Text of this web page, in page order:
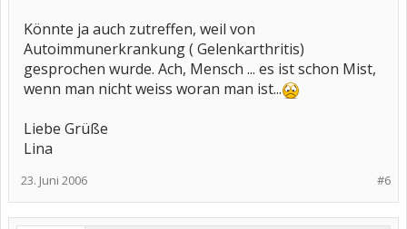
Könnte ja auch zutreffen, weil von
Autoimmunerkrankung ( Gelenkarthritis)
gesprochen wurde. Ach, Mensch ... es ist schon Mist,
wenn man nicht weiss woran man ist...
Liebe Grüße
Lina
#6
23. Juni 2006